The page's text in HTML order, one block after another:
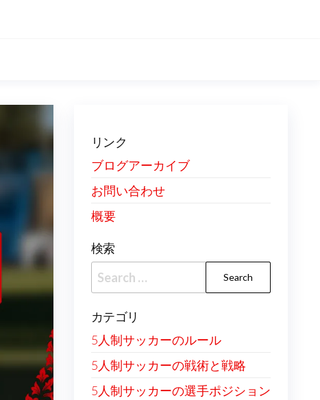
リンク
ブログアーカイブ
お問い合わせ
概要
検索
Search
for:
カテゴリ
5人制サッカーのルール
5人制サッカーの戦術と戦略
5人制サッカーの選手ポジション